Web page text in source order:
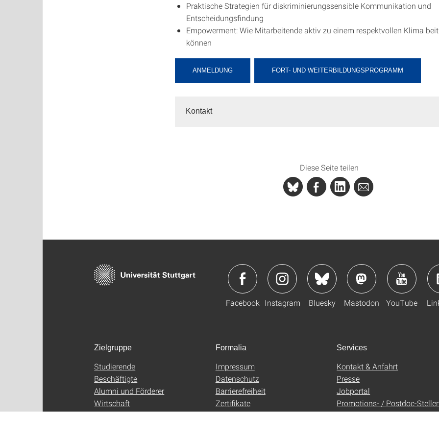
Praktische Strategien für diskriminierungssensible Kommunikation und
Entscheidungsfindung
Empowerment: Wie Mitarbeitende aktiv zu einem respektvollen Klima
können
ANMELDUNG FORT- UND WEITERBILDUNGSPROGRAMM
Kontakt
Diese Seite teilen
Facebook Instagram Bluesky Mastodon YouTube
Zielgruppe
Studierende
Beschäftigte
Alumni und Förderer
Wirtschaft
Formalia
Impressum
Datenschutz
Barrierefreiheit
Zertifikate
Services
Kontakt & Anfahrt
Presse
Jobportal
Promotions- / Postdoc-